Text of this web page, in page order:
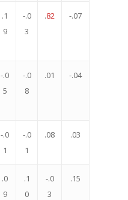
.1
9
-.0
3
.82 -.07
-.0
5
-.0
8
.01 -.04
-.0
1
-.0
1
.08 .03
.0
9
.1
0
-.0
3
.15